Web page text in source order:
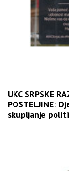
UKC SRPSKE
POSTELJINE:
skupljanje